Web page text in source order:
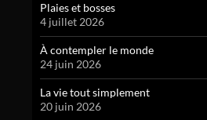
Plaies et bosses
4 juillet 2026
À contempler le monde
24 juin 2026
La vie tout simplement
20 juin 2026